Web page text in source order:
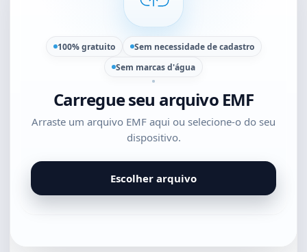
100% gratuito
Sem necessidade de cadastro
Sem marcas d'água
Carregue seu arquivo EMF
Arraste um arquivo EMF aqui ou selecione-o do seu
dispositivo.
Escolher arquivo